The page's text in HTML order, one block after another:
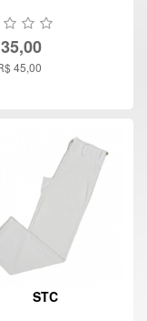
45,00
STC